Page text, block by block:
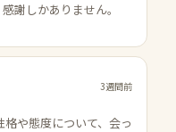
謝しかありません。
3週間前
や態度について、会っ